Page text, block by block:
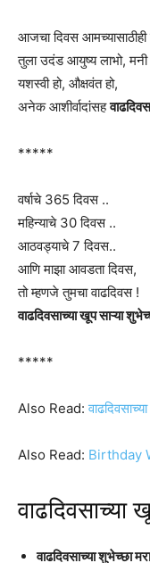
आजचा दिवस
तुला उदंड आयुष्य लाभो,
यशस्वी हो, औक्षवंत हो,
अनेक आशीर्वादांसह
*****
वर्षाचे 365 दिवस ..
महिन्याचे 30 दिवस ..
आठवड्याचे 7 दिवस..
आणि माझा आवडता दिवस,
तो म्हणजे तुमचा वाढदिवस !
वाढदिवसाच्या खूप साऱ्या
*****
Also Read:
Also Read: Birthday
वाढदिवसाच्या शुभेच्छा